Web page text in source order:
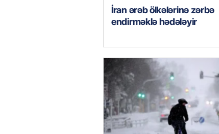
İran ərəb ölkələrinə zərbə
endirməklə hədələyir